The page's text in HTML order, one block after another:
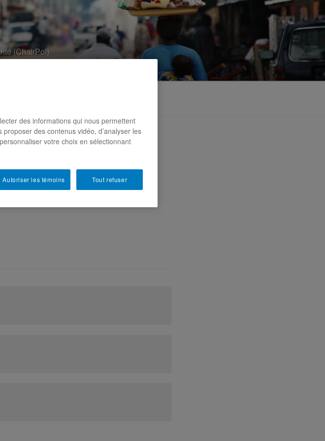
(ChairPol)
des informations qui nous permettent
des contenus vidéo, d’analyser les
votre choix en sélectionnant
Tout refuser
Autoriser les témoins